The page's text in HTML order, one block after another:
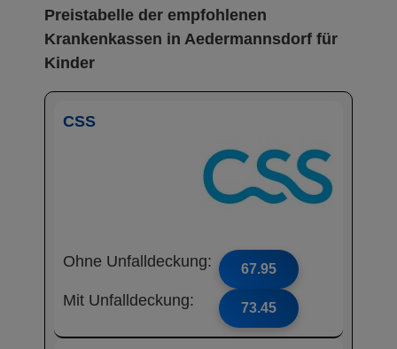
Preistabelle der empfohlenen
Krankenkassen in Aedermannsdorf für
Kinder
CSS
Ohne Unfalldeckung: 67.95
Mit Unfalldeckung: 73.45